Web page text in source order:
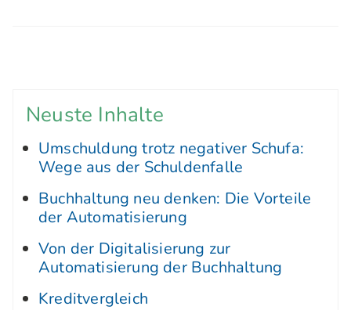
Neuste Inhalte
Umschuldung trotz negativer Schufa:
Wege aus der Schuldenfalle
Buchhaltung neu denken: Die Vorteile
der Automatisierung
Von der Digitalisierung zur
Automatisierung der Buchhaltung
Kreditvergleich